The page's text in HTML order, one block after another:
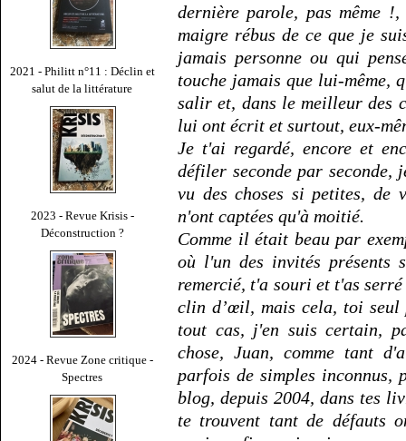
2021 - Philitt n°11 : Déclin et
salut de la littérature
2023 - Revue Krisis -
Déconstruction ?
2024 - Revue Zone critique -
Spectres
dernière parole, pas même
maigre rébus de ce que je
jamais personne ou qui
touche jamais que lui-même,
salir et, dans le meilleur des
lui ont écrit et surtout, eux-
Je t'ai regardé, encore et
défiler seconde par
vu des choses si petites, de
n'ont captées qu'à moitié.
Comme il était beau par
où l'un des invités présents
remercié, t'a souri et t'as
clin d’œil, mais cela, toi
tout cas, j'en suis certain,
chose, Juan, comme tant
parfois de simples
blog, depuis 2004, dans tes
te trouvent tant de défauts